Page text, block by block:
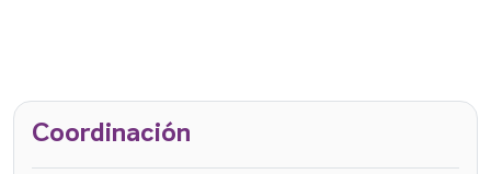
Coordinación